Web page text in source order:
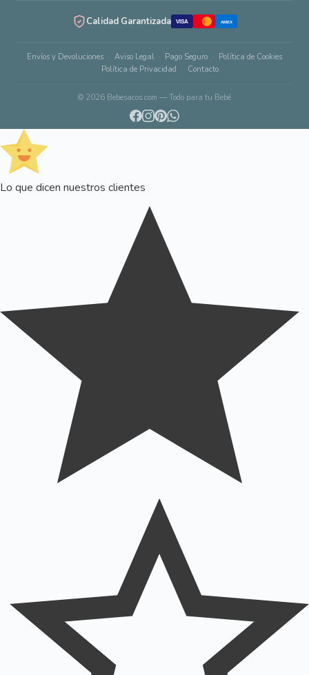
Calidad Garantizada VISA AMEX
Envíos y Devoluciones Aviso Legal Pago Seguro
Política de Cookies
Política de Privacidad
Contacto
© 2026 Bebesacos.com — Todo para tu Bebé
Lo que dicen nuestros clientes